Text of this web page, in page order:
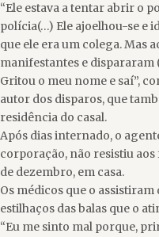
“Ele estava a tentar abrir o
polícia(…) Ele ajoelhou-se e
que ele era um colega. Mas
manifestantes e
Gritou o meu nome e saí”,
autor dos disparos, que
residência do casal.
Após dias internado, o
corporação, não resistiu
de dezembro, em casa.
Os médicos que o
estilhaços das balas que o
“Eu me sinto mal porque,